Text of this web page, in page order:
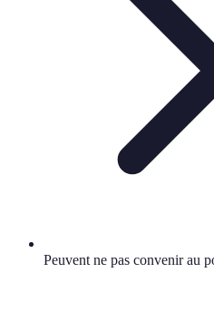
Peuvent ne pas convenir au